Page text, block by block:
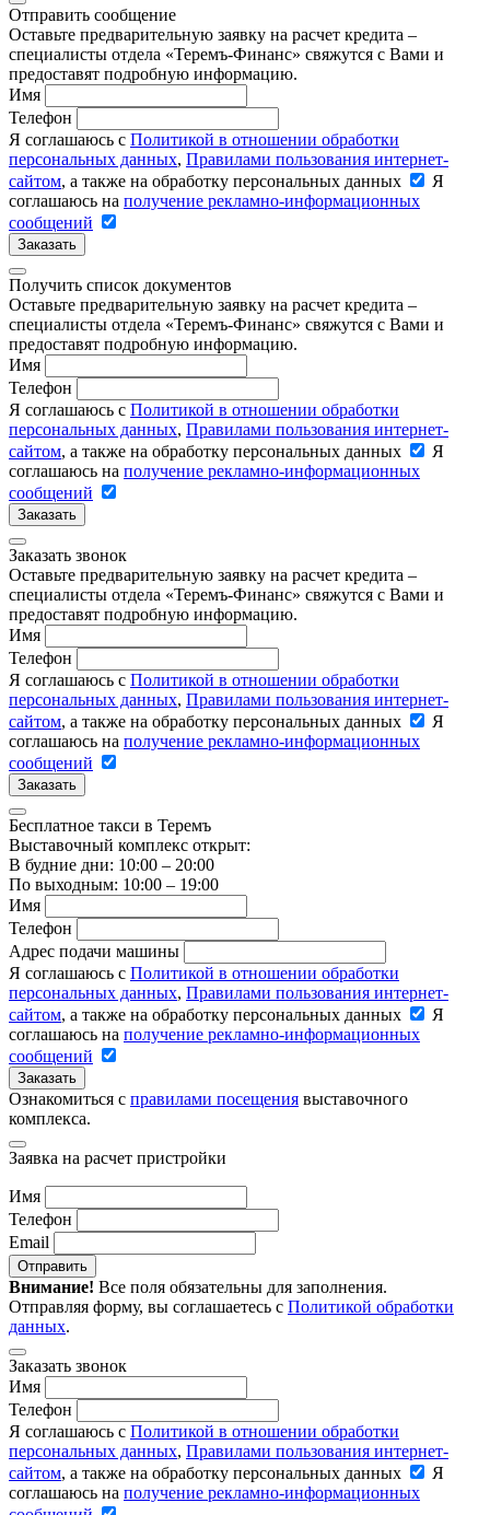
Отправить сообщение
Оставьте предварительную заявку на расчет кредита –
специалисты отдела «Теремъ-Финанс» свяжутся с Вами и
предоставят подробную информацию.
Имя
Телефон
Я соглашаюсь с Политикой в отношении обработки
персональных данных, Правилами пользования интернет-
сайтом, а также на обработку персональных данных
Я
соглашаюсь на получение рекламно-информационных
сообщений
Заказать
Получить список документов
Оставьте предварительную заявку на расчет кредита –
специалисты отдела «Теремъ-Финанс» свяжутся с Вами и
предоставят подробную информацию.
Имя
Телефон
Я соглашаюсь с Политикой в отношении обработки
персональных данных, Правилами пользования интернет-
сайтом, а также на обработку персональных данных
Я
соглашаюсь на получение рекламно-информационных
сообщений
Заказать
Заказать звонок
Оставьте предварительную заявку на расчет кредита –
специалисты отдела «Теремъ-Финанс» свяжутся с Вами и
предоставят подробную информацию.
Имя
Телефон
Я соглашаюсь с Политикой в отношении обработки
персональных данных, Правилами пользования интернет-
сайтом, а также на обработку персональных данных
Я
соглашаюсь на получение рекламно-информационных
сообщений
Заказать
Бесплатное такси в Теремъ
Выставочный комплекс открыт:
В будние дни: 10:00 – 20:00
По выходным: 10:00 – 19:00
Имя
Телефон
Адрес подачи машины
Я соглашаюсь с Политикой в отношении обработки
персональных данных, Правилами пользования интернет-
сайтом, а также на обработку персональных данных
Я
соглашаюсь на получение рекламно-информационных
сообщений
Заказать
Ознакомиться с правилами посещения выставочного
комплекса.
Заявка на расчет пристройки
Имя
Телефон
Email
Отправить
Внимание! Все поля обязательны для заполнения.
Отправляя форму, вы соглашаетесь с Политикой обработки
данных.
Заказать звонок
Имя
Телефон
Я соглашаюсь с Политикой в отношении обработки
персональных данных, Правилами пользования интернет-
сайтом, а также на обработку персональных данных
Я
соглашаюсь на получение рекламно-информационных